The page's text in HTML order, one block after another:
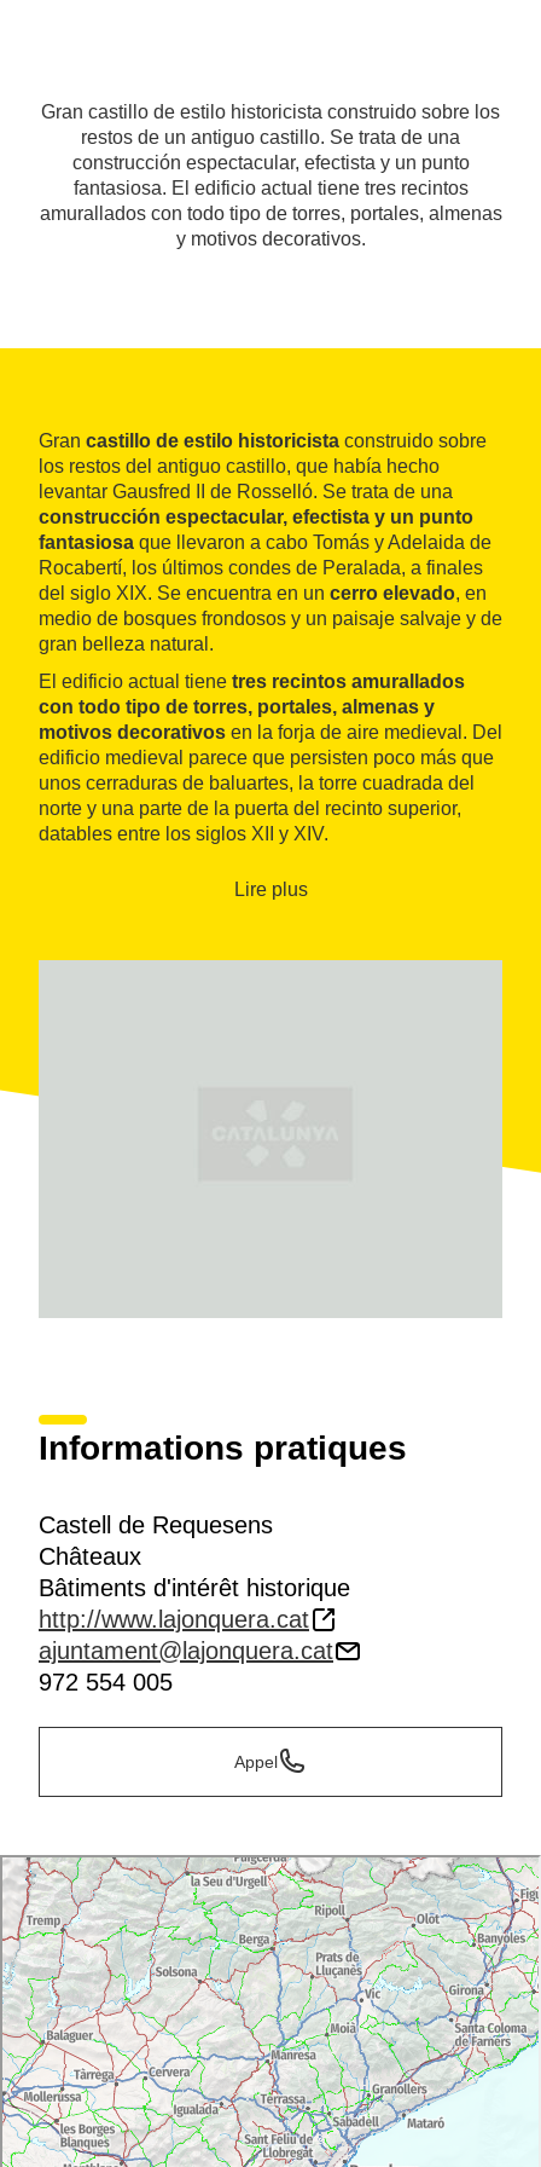
Gran castillo de estilo historicista construido sobre los
restos de un antiguo castillo. Se trata de una
construcción espectacular, efectista y un punto
fantasiosa. El edificio actual tiene tres recintos
amurallados con todo tipo de torres, portales, almenas
y motivos decorativos.
Gran castillo de estilo historicista construido sobre
los restos del antiguo castillo, que había hecho
levantar Gausfred II de Rosselló. Se trata de una
construcción espectacular, efectista y un punto
fantasiosa que llevaron a cabo Tomás y Adelaida de
Rocabertí, los últimos condes de Peralada, a finales
del siglo XIX. Se encuentra en un cerro elevado, en
medio de bosques frondosos y un paisaje salvaje y de
gran belleza natural.
El edificio actual tiene tres recintos amurallados
con todo tipo de torres, portales, almenas y
motivos decorativos en la forja de aire medieval. Del
edificio medieval parece que persisten poco más que
unos cerraduras de baluartes, la torre cuadrada del
norte y una parte de la puerta del recinto superior,
datables entre los siglos XII y XIV.
Lire plus
Informations pratiques
Castell de Requesens
Châteaux
Bâtiments d'intérêt historique
http://www.lajonquera.cat
ajuntament@lajonquera.cat
972 554 005
Appel